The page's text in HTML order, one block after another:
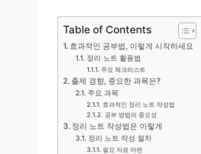
Table of Contents
효과적인 공부법, 이렇게 시작하세요
정리 노트 활용법
주요 체크리스트
출제 경향, 중요한 과목은?
주요 과목
효과적인 정리 노트 작성법
공부 방법의 중요성
정리 노트 작성법은 이렇게
정리 노트 작성 절차
필요 자료 마련